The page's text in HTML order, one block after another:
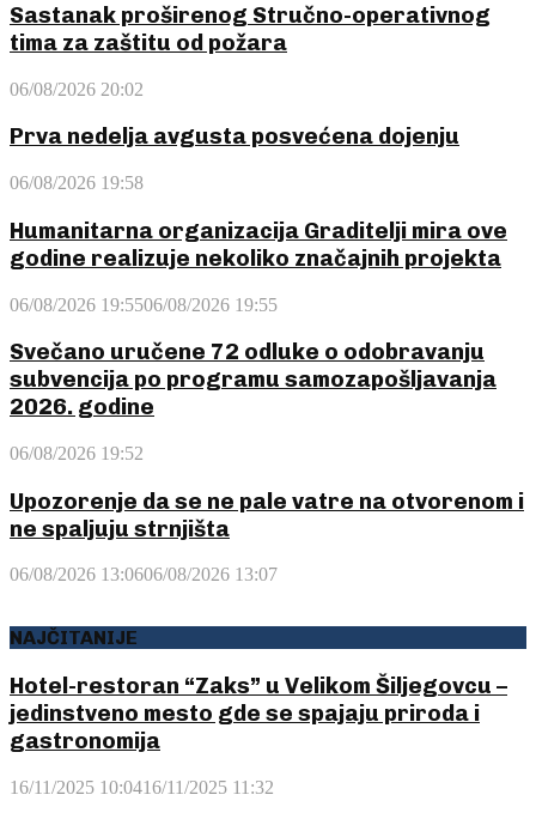
Sastanak proširenog Stručno-operativnog
tima za zaštitu od požara
06/08/2026 20:02
Prva nedelja avgusta posvećena dojenju
06/08/2026 19:58
Humanitarna organizacija Graditelji mira ove
godine realizuje nekoliko značajnih projekta
06/08/2026 19:5506/08/2026 19:55
Svečano uručene 72 odluke o odobravanju
subvencija po programu samozapošljavanja
2026. godine
06/08/2026 19:52
Upozorenje da se ne pale vatre na otvorenom i
ne spaljuju strnjišta
06/08/2026 13:0606/08/2026 13:07
NAJČITANIJE
Hotel-restoran “Zaks” u Velikom Šiljegovcu –
jedinstveno mesto gde se spajaju priroda i
gastronomija
16/11/2025 10:0416/11/2025 11:32